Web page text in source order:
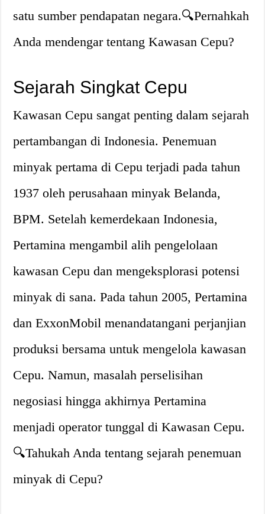
satu sumber pendapatan negara.🔍Pernahkah
Anda mendengar tentang Kawasan Cepu?
Sejarah Singkat Cepu
Kawasan Cepu sangat penting dalam sejarah
pertambangan di Indonesia. Penemuan
minyak pertama di Cepu terjadi pada tahun
1937 oleh perusahaan minyak Belanda,
BPM. Setelah kemerdekaan Indonesia,
Pertamina mengambil alih pengelolaan
kawasan Cepu dan mengeksplorasi potensi
minyak di sana. Pada tahun 2005, Pertamina
dan ExxonMobil menandatangani perjanjian
produksi bersama untuk mengelola kawasan
Cepu. Namun, masalah perselisihan
negosiasi hingga akhirnya Pertamina
menjadi operator tunggal di Kawasan Cepu.
🔍Tahukah Anda tentang sejarah penemuan
minyak di Cepu?